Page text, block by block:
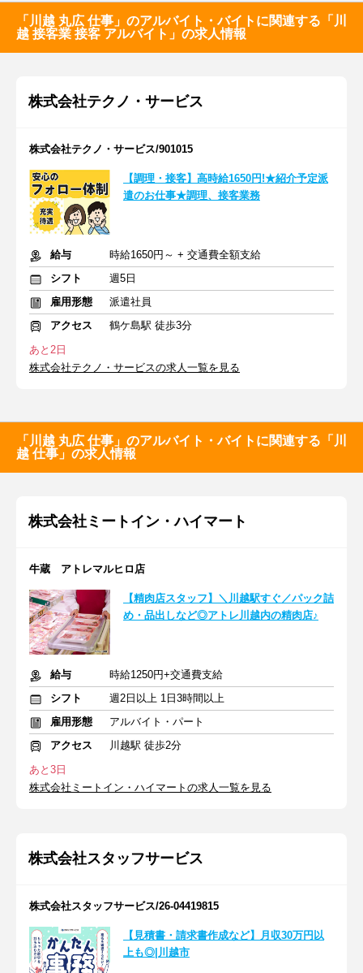
「川越 丸広 仕事」のアルバイト・バイトに関連する「川
越 接客業 接客 アルバイト」の求人情報
株式会社テクノ・サービス
株式会社テクノ・サービス/901015
【調理・接客】高時給1650円!★紹介予定派
遣のお仕事★調理、接客業務
給与
時給1650円～ + 交通費全額支給
シフト
週5日
雇用形態
派遣社員
アクセス
鶴ケ島駅 徒歩3分
あと2日
株式会社テクノ・サービスの求人一覧を見る
「川越 丸広 仕事」のアルバイト・バイトに関連する「川
越 仕事」の求人情報
株式会社ミートイン・ハイマート
牛蔵 アトレマルヒロ店
【精肉店スタッフ】＼川越駅すぐ／パック詰
め・品出しなど◎アトレ川越内の精肉店♪
給与
時給1250円+交通費支給
シフト
週2日以上 1日3時間以上
雇用形態
アルバイト・パート
アクセス
川越駅 徒歩2分
あと3日
株式会社ミートイン・ハイマートの求人一覧を見る
株式会社スタッフサービス
株式会社スタッフサービス/26-04419815
【見積書・請求書作成など】月収30万円以
上も◎|川越市